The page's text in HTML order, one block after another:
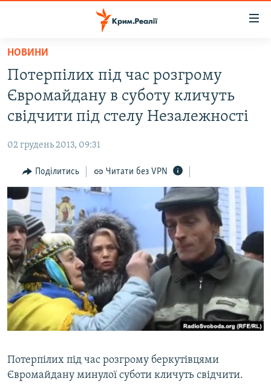
Перейти
основного
матеріалу
Перейти
до
основної
навігації
Перейти
до
пошуку
ВОДА.КРИМ
ВІДЕО ТА ФОТО
БЛОГИ
ПОГЛЯД
ІНТЕРВ'Ю
ВСЕ ЗА ДЕНЬ
СПЕЦПРОЕКТИ
ДЕПОРТАЦІЯ
ВІДЕОУРОКИ «ELIFBE»
СВІДЧЕННЯ ОКУПАЦІЇ
УКРАЇНСЬКА ПРОБЛЕМА КРИМУ
ЯК ОБІЙТИ БЛОКУВАННЯ
Русский
Qırımtatar
НОВИНИ
Потерпілих під час розгрому
Євромайдану в суботу кличуть
свідчити під стелу Незалежності
02 грудень 2013, 09:31
Поділитись Читати без VPN
Потерпілих під час розгрому беркутівцями
Євромайдану минулої суботи кличуть свідчити.